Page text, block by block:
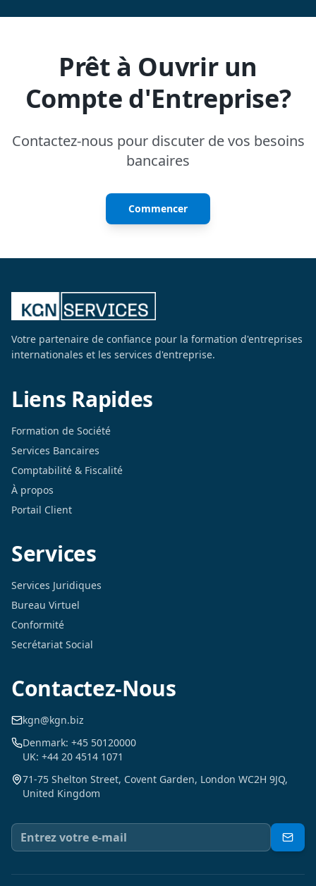
Prêt à Ouvrir un
Compte d'Entreprise?
Contactez-nous pour discuter de vos besoins
bancaires
Commencer
Votre partenaire de confiance pour la formation d'entreprises
internationales et les services d'entreprise.
Liens Rapides
Formation de Société
Services Bancaires
Comptabilité & Fiscalité
À propos
Portail Client
Services
Services Juridiques
Bureau Virtuel
Conformité
Secrétariat Social
Contactez-Nous
kgn@kgn.biz
Denmark: +45 50120000
UK: +44 20 4514 1071
71-75 Shelton Street, Covent Garden, London WC2H 9JQ,
United Kingdom